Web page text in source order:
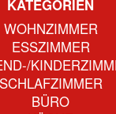
KATEGORIEN
WOHNZIMMER
ESSZIMMER
SCHLAFZIMMER
BÜRO